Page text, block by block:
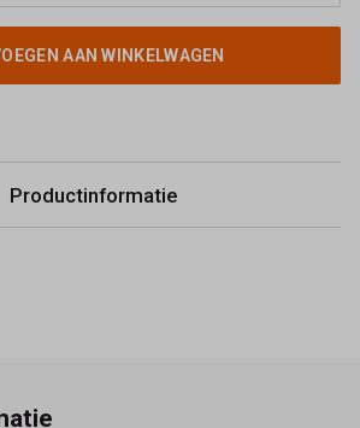
AAN WINKELWAGEN
Productinformatie